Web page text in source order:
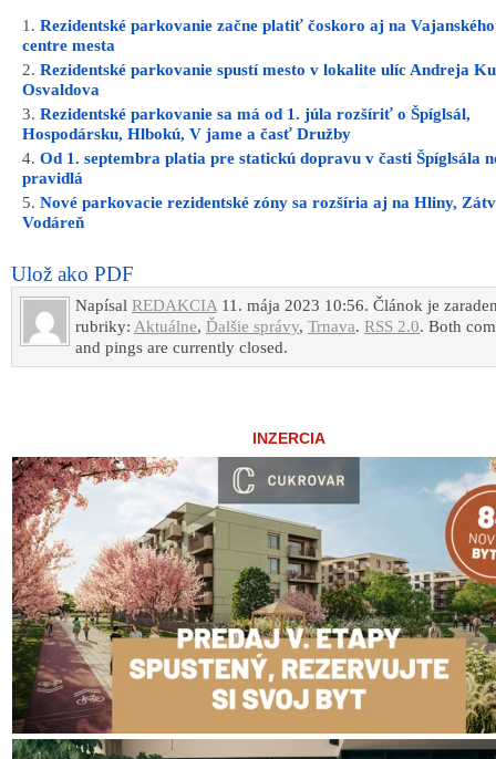
Rezidentské parkovanie začne platiť čoskoro aj na
centre mesta
Rezidentské parkovanie spustí mesto v lokalite ulíc Andreja
Osvaldova
Rezidentské parkovanie sa má od 1. júla rozšíriť o Špíglsál,
Hospodársku, Hlbokú, V jame a časť Družby
Od 1. septembra platia pre statickú dopravu v časti Špíglsála
pravidlá
Nové parkovacie rezidentské zóny sa rozšíria aj na Hliny,
Vodáreň
Ulož ako PDF
Napísal REDAKCIA11. mája 2023 10:56. Článok je
rubriky: Aktuálne, Ďalšie správy, Trnava. RSS 2.0. Both
and pings are currently closed.
INZERCIA